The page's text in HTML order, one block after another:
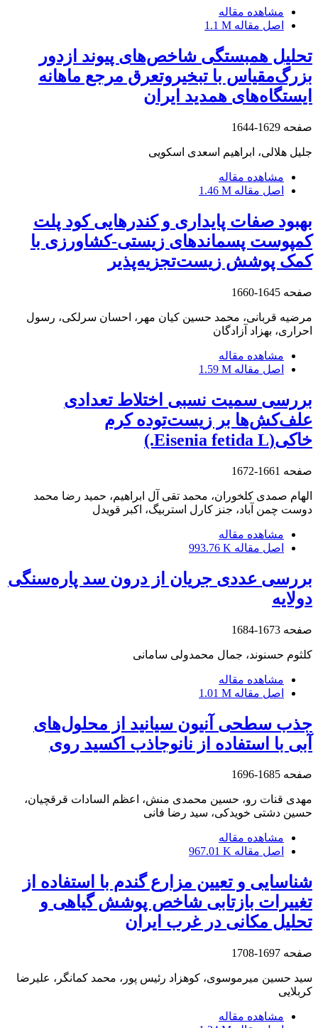
مشاهده مقاله
اصل مقاله 1.1 M
تحلیل همبستگی شاخص‌های پیوند ازدور
بزرگ‌مقیاس با تبخیروتعرق مرجع ماهانه
ایستگاه‌های همدید ایران
صفحه 1629-1644
جلیل هلالی، ابراهیم اسعدی اسکویی
مشاهده مقاله
اصل مقاله 1.46 M
بهبود صفات پایداری و کندرهایی کود پلت
کمپوست پسماندهای زیستی-کشاورزی با
‌کمک پوشش‌ زیست‌تجزیه‌پذیر
صفحه 1645-1660
مرضیه قربانی، محمد حسین کیان مهر، احسان سرلکی، رسول
احراری، بهزاد آزادگان
مشاهده مقاله
اصل مقاله 1.59 M
بررسی سمیت نسبی اختلاط تعدادی
علف‌کش‌ها بر زیست‌توده کرم‌
‌خاکی(Eisenia fetida L.)
صفحه 1661-1672
الهام صمدی کلخوران، محمد تقی آل ابراهیم، حمید رضا محمد
دوست چمن آباد، جنز کارل استربیگ، اکبر قویدل
مشاهده مقاله
اصل مقاله 993.76 K
بررسی عددی جریان از درون سد پاره‌سنگی
دولایه
صفحه 1673-1684
کلثوم حسنوند، جمال محمدولی سامانی
مشاهده مقاله
اصل مقاله 1.01 M
جذب سطحی آنیون سیانید از محلول‌های
آبی با استفاده از نانوجاذب اکسید روی
صفحه 1685-1696
مهدی قنات رو، حسین محمدی منش، اعظم السادات قرقچیان،
حسین دشتی خویدکی، سید رضا فانی
مشاهده مقاله
اصل مقاله 967.01 K
شناسایی و تعیین مزارع گندم با استفاده از
تغییرات بازتابی شاخص پوشش گیاهی و
تحلیل مکانی در غرب ایران
صفحه 1697-1708
سید حسین میرموسوی، کوهزاد رئیس پور، محمد کمانگر، علیرضا
کربلایی
مشاهده مقاله